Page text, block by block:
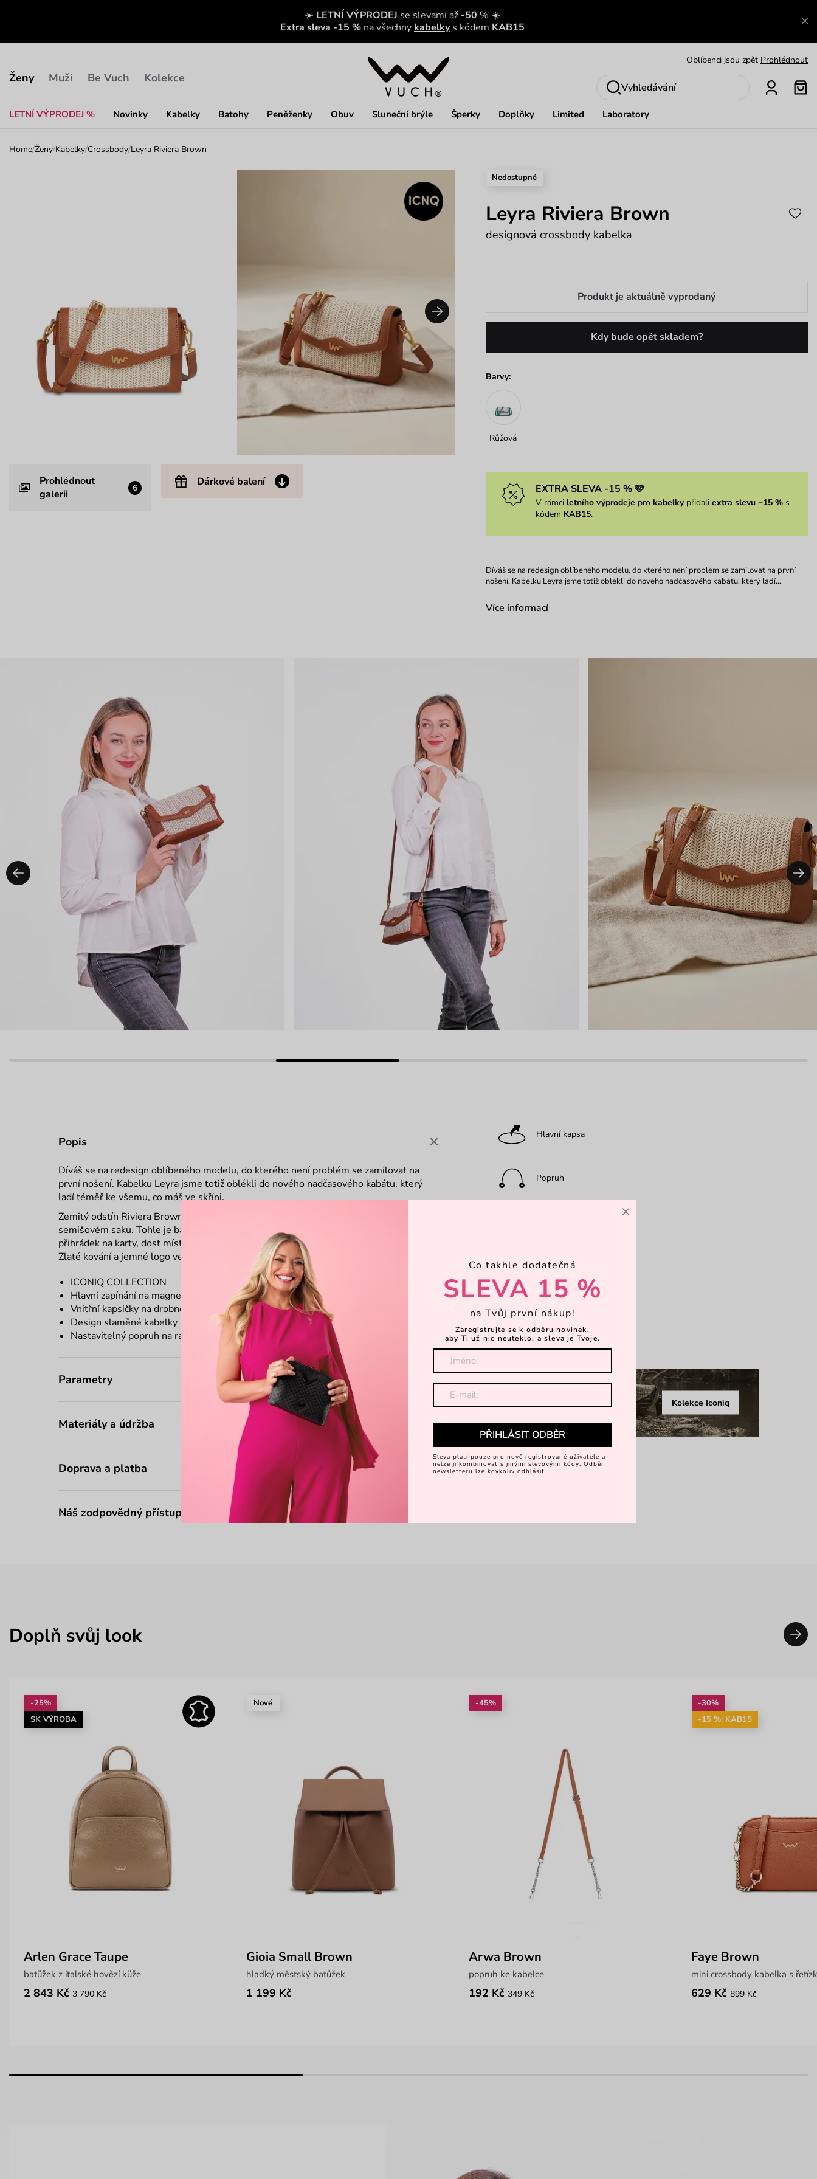
☀️ LETNÍ VÝPRODEJ se slevami až -50 % ☀️
Extra sleva -15 % na všechny kabelkys kódem KAB15
Ženy
LETNÍ VÝPRODEJ % Novinky Kabelky Batohy Peněženky Obuv Sluneční brýle Šperky Doplňky Limited Laboratory
Muži Be Vuch Kolekce
Nech se inspirovat Ukázat
Vyhledávání
Home/Ženy/Kabelky/Crossbody/Leyra Riviera Brown
Prohlédnout
galerii
6 Dárkové balení
Nedostupné
Leyra Riviera Brown
designová crossbody kabelka
Produkt je aktuálně vyprodaný
Kdy bude opět skladem?
Barvy:
Růžová
EXTRA SLEVA -15 % 🩷
V rámci letního výprodeje pro kabelkypřidali extra slevu −15 %s
kódem KAB15.
Díváš se na redesign oblíbeného modelu, do kterého není problém se zamilovat na první
nošení. Kabelku Leyra jsme totiž oblékli do nového nadčasového kabátu, který ladí…
Více informací
Popis
Díváš se na redesign oblíbeného modelu, do kterého není problém se zamilovat na
první nošení. Kabelku Leyra jsme totiž oblékli do nového nadčasového kabátu, který
ladí téměř ke všemu, co máš ve skříni.
Zemitý odstín Riviera Brown Tě vezme na festival v teniskách i do kavárny v
semišovém saku. Tohle je barva, co ladí ke každé Tvé náladě.
přihrádek na karty, dost místa na nezbytnosti a popruh, který si nastavíš podle sebe.
Zlaté kování a jemné logo ve tvaru hada jsou už jen třešničkou na dortu.
ICONIQ COLLECTION
Hlavní zapínání na magnet
Vnitřní kapsičky na drobnosti
Design slaměné kabelky
Nastavitelný popruh na rameno
Parametry
Materiály a údržba
Doprava a platba
Náš zodpovědný přístup
Hlavní kapsa
Popruh
Zavírání magnet
Dárkové balení
Objevte více
Kolekce Iconiq
Doplň svůj look
-25%
SK VÝROBA
Arlen Grace Taupe
batůžek z italské hovězí kůže
2 843 Kč 3 790 Kč
Nové
Gioia Small Brown
hladký městský batůžek
1 199 Kč
-45%
Arwa Brown
popruh ke kabelce
192 Kč 349 Kč
-30%
-15 %: KAB15
Faye Brown
mini crossbody kabelka s
629 Kč 899 Kč
×
Co takhle dodatečná
SLEVA 15 %
na Tvůj první nákup!
Zaregistrujte se k odběru novinek,
aby Ti už nic neuteklo, a sleva je Tvoje.
PŘIHLÁSIT ODBĚR
Sleva platí pouze pro nově registrované uživatele a
nelze ji kombinovat s jinými slevovými kódy. Odběr
newsletteru lze kdykoliv odhlásit.